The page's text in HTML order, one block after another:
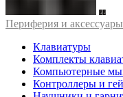
Периферия и аксессуары
Клавиатуры
Комплекты
Компьютерные
Контроллеры и